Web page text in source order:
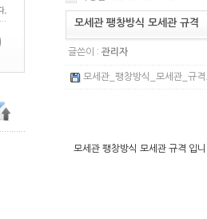
모세관 팽창방식 모세관 규격
글쓴이 : 관리자
모세관_팽창방식_모세관_규
모세관 팽창방식 모세관 규격 입